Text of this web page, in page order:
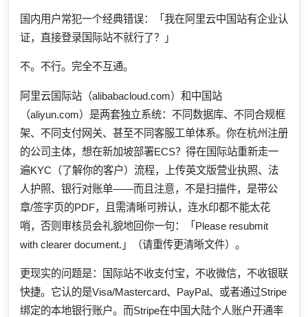
国内用户常犯一个经典错误：「我在阿里云中国站有企业认
证，直接登录国际站不就行了？」
不。不行。完全不互通。
阿里云国际站（alibabacloud.com）和中国站
（aliyun.com）是两套独立系统：不同数据库、不同合规框
架、不同支付网关、甚至不同客服工单体系。你在杭州注册
的公司主体，想在新加坡部署ECS？得在国际站重新走一
遍KYC（了解你的客户）流程，上传英文版营业执照、法
人护照、银行对账单——而且注意，不是扫描件，是带公
章/签字页的PDF，且需清晰可辨认，连水印都不能太花
哨，否则审核员会礼貌地回你一句：「Please resubmit
with clearer document.」（请重传更清晰文件）。
更现实的问题是：国际站不收支付宝，不收微信，不收银联
快捷。它认的是Visa/Mastercard、PayPal、或者通过Stripe
绑定的本地银行账户。而Stripe在中国大陆个人账户开通率